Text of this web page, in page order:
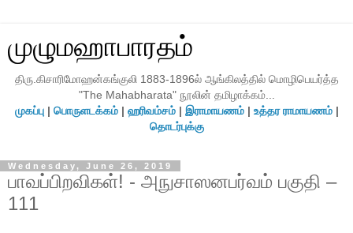
முழுமஹாபாரதம்
திரு.கிசாரிமோஹன்கங்குலி 1883-1896ல் ஆங்கிலத்தில் மொழிபெயர்த்த
"The Mahabharata" நூலின் தமிழாக்கம்...
முகப்பு| பொருளடக்கம்| ஹரிவம்சம்| இராமாயணம்| உத்தர ராமாயணம்|
தொடர்புக்கு
Wednesday, June 26, 2019
பாவப்பிறவிகள்! - அநுசாஸனபர்வம் பகுதி –
111